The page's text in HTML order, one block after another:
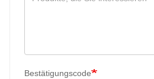
Bestätigungscode